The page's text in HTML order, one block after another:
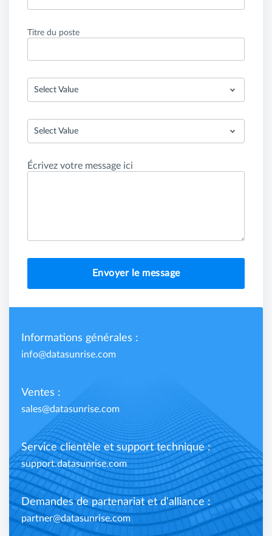
Titre du poste
Select Value
Select Value
Écrivez votre message ici
Envoyer le message
Informations générales :
info@datasunrise.com
Ventes :
sales@datasunrise.com
Service clientèle et support technique :
support.datasunrise.com
Demandes de partenariat et d'alliance :
partner@datasunrise.com